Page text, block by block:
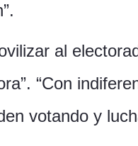
al
“Con
votando y